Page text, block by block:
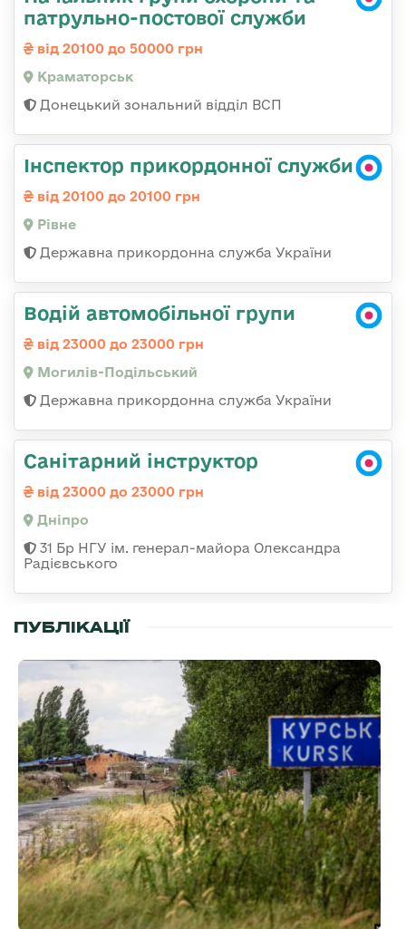
патрульно-постової служби
від 20100 до 50000 грн
Краматорськ
Донецький зональний відділ ВСП
Інспектор прикордонної служби
від 20100 до 20100 грн
Рівне
Державна прикордонна служба України
Водій автомобільної групи
від 23000 до 23000 грн
Могилів-Подільський
Державна прикордонна служба України
Санітарний інструктор
від 23000 до 23000 грн
Дніпро
31 Бр НГУ ім. генерал-майора Олександра
Радієвського
ПУБЛІКАЦІЇ